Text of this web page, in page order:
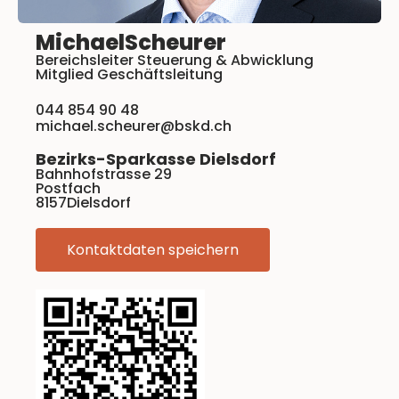
MichaelScheurer
Bereichsleiter Steuerung & Abwicklung
Mitglied Geschäftsleitung
044 854 90 48
michael.scheurer@bskd.ch
Bezirks-Sparkasse Dielsdorf
Bahnhofstrasse 29
Postfach
8157Dielsdorf
Kontaktdaten speichern